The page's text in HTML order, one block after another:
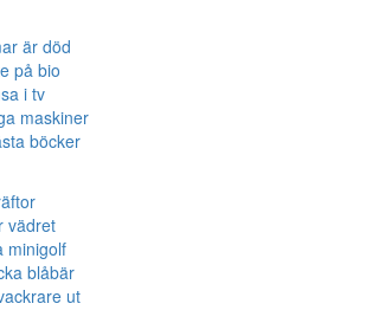
är död
på bio
i tv
maskiner
böcker
vädret
minigolf
blåbär
ut